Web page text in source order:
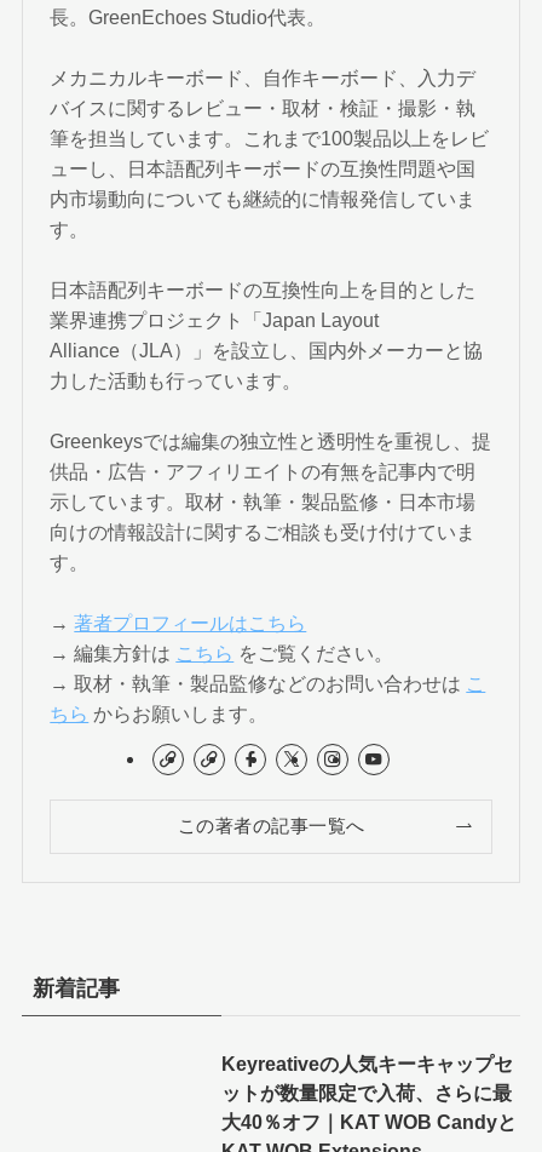
長。GreenEchoes Studio代表。
メカニカルキーボード、自作キーボード、入力デ
バイスに関するレビュー・取材・検証・撮影・執
筆を担当しています。これまで100製品以上をレビ
ューし、日本語配列キーボードの互換性問題や国
内市場動向についても継続的に情報発信していま
す。
日本語配列キーボードの互換性向上を目的とした
業界連携プロジェクト「Japan Layout
Alliance（JLA）」を設立し、国内外メーカーと協
力した活動も行っています。
Greenkeysでは編集の独立性と透明性を重視し、提
供品・広告・アフィリエイトの有無を記事内で明
示しています。取材・執筆・製品監修・日本市場
向けの情報設計に関するご相談も受け付けていま
す。
→著者プロフィールはこちら
→ 編集方針は こちら をご覧ください。
→ 取材・執筆・製品監修などのお問い合わせは こ
ちら からお願いします。
この著者の記事一覧へ
新着記事
Keyreativeの人気キーキャップセ
ットが数量限定で入荷、さらに最
大40％オフ｜KAT WOB Candyと